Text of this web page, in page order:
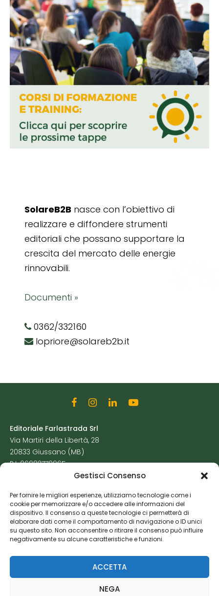
Gestisci Consenso
Per fornire le migliori esperienze, utilizziamo tecnologie come i
cookie per memorizzare e/o accedere alle informazioni del
dispositivo. Il consenso a queste tecnologie ci permetterà di
elaborare dati come il comportamento di navigazione o ID unici
su questo sito. Non acconsentire o ritirare il consenso può influire
negativamente su alcune caratteristiche e funzioni.
ACCETTA
NEGA
SolareB2B nasce con l’obiettivo di
realizzare e diffondere strumenti
editoriali che possano supportare la
crescita del mercato delle energie
rinnovabili.
Documenti »
0362/332160
lopriore@solareb2b.it
Editoriale Farlastrada Srl
Via Martiri della Libertà, 28
20833 Giussano (MB)
P.I. 06982770965
Cookie Policy
Risorse Aggiuntive